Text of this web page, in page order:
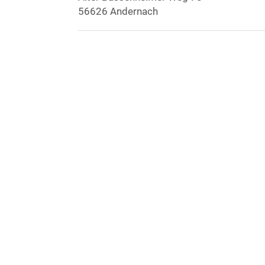
56626 Andernach